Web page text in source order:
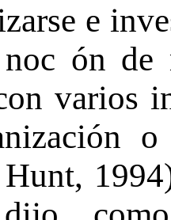
e
ón de
varios